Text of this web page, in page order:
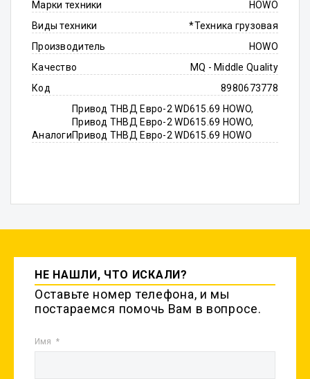
Марки техники
HOWO
Виды техники
*Техника грузовая
Производитель
HOWO
Качество
MQ - Middle Quality
Код
8980673778
Аналоги
Привод ТНВД Евро-2 WD615.69 HOWO,
Привод ТНВД Евро-2 WD615.69 HOWO,
Привод ТНВД Евро-2 WD615.69 HOWO
НЕ НАШЛИ, ЧТО ИСКАЛИ?
Оставьте номер телефона, и мы
постараемся помочь Вам в вопросе.
Имя